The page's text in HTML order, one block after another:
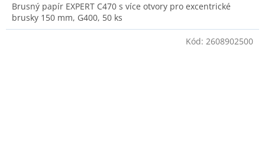
Brusný papír EXPERT C470 s více otvory pro excentrické
brusky 150 mm, G400, 50 ks
Kód: 2608902500